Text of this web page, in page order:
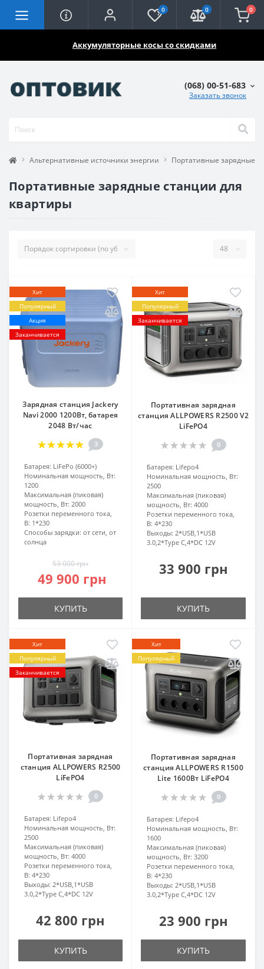
Аккумуляторные косы со скидками
0 0 0
(068) 00-51-683
Заказать звонок
Альтернативные источники энергии Портативные зарядные
Портативные зарядные станции для
квартиры
Хит
Популярный
Акция
Заканчивается
Зарядная станция Jackery
Navi 2000 1200Вт, батарея
2048 Вт/час
3
Батарея: LiFePo (6000+)
Номинальная мощность, Вт:
1200
Максимальная (пиковая)
мощность, Вт: 2000
Розетки переменного тока,
В: 1*230
Способы зарядки: от сети, от
солнца
53 000 грн
49 900 грн
КУПИТЬ
Хит
Популярный
Заканчивается
Портативная зарядная
станция ALLPOWERS R2500 V2
LiFePO4
0
Батарея: Lifepo4
Номинальная мощность, Вт:
2500
Максимальная (пиковая)
мощность, Вт: 4000
Розетки переменного тока,
В: 4*230
Выходы: 2*USB,1*USB
3.0,2*Type C,4*DC 12V
33 900 грн
КУПИТЬ
Хит
Популярный
Заканчивается
Портативная зарядная
станция ALLPOWERS R2500
LiFePO4
0
Батарея: Lifepo4
Номинальная мощность, Вт:
2500
Максимальная (пиковая)
мощность, Вт: 4000
Розетки переменного тока,
В: 4*230
Выходы: 2*USB,1*USB
3.0,2*Type C,4*DC 12V
42 800 грн
КУПИТЬ
Хит
Популярный
Портативная зарядная
станция ALLPOWERS R1500
Lite 1600Вт LiFePO4
0
Батарея: Lifepo4
Номинальная мощность, Вт:
1600
Максимальная (пиковая)
мощность, Вт: 3200
Розетки переменного тока,
В: 4*230
Выходы: 2*USB,1*USB
3.0,2*Type C,4*DC 12V
23 900 грн
КУПИТЬ